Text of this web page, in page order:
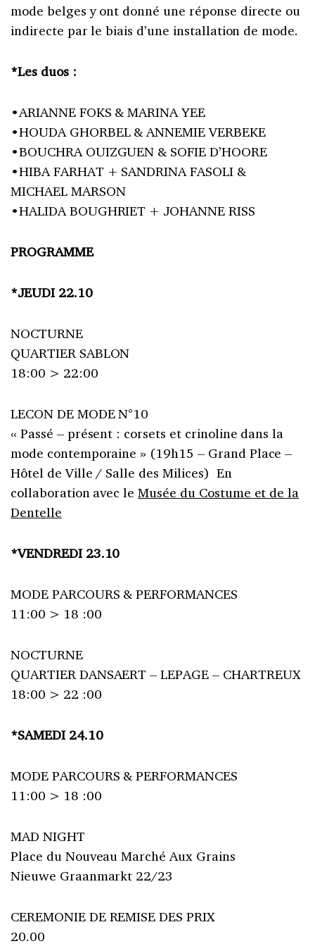
mode belges y ont donné une réponse directe ou
indirecte par le biais d’une installation de mode.
*Les duos :
•ARIANNE FOKS & MARINA YEE
•HOUDA GHORBEL & ANNEMIE VERBEKE
•BOUCHRA OUIZGUEN & SOFIE D’HOORE
•HIBA FARHAT + SANDRINA FASOLI &
MICHAEL MARSON
•HALIDA BOUGHRIET + JOHANNE RISS
PROGRAMME
*JEUDI 22.10
NOCTURNE
QUARTIER SABLON
18:00 > 22:00
LECON DE MODE N°10
« Passé – présent : corsets et crinoline dans la
mode contemporaine » (19h15 – Grand Place –
Hôtel de Ville / Salle des Milices) En
collaboration avec leMusée du Costume et de la
Dentelle
*VENDREDI 23.10
MODE PARCOURS & PERFORMANCES
11:00 > 18 :00
NOCTURNE
QUARTIER DANSAERT – LEPAGE – CHARTREUX
18:00 > 22 :00
*SAMEDI 24.10
MODE PARCOURS & PERFORMANCES
11:00 > 18 :00
MAD NIGHT
Place du Nouveau Marché Aux Grains
Nieuwe Graanmarkt 22/23
CEREMONIE DE REMISE DES PRIX
20.00